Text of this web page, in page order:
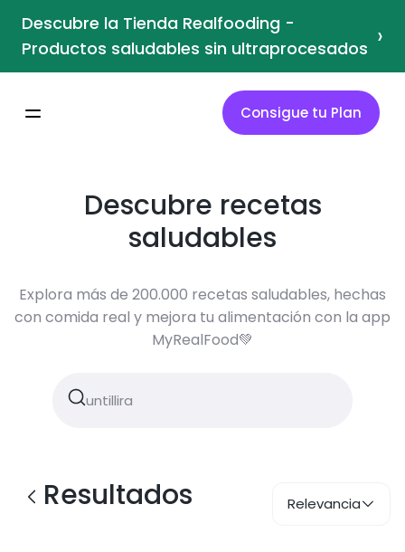
Descubre la Tienda Realfooding -
Productos saludables sin ultraprocesados ›
Consigue tu Plan
Descubre recetas
saludables
Explora más de 200.000 recetas saludables, hechas
con comida real y mejora tu alimentación con la app
MyRealFood💚
Resultados Relevancia